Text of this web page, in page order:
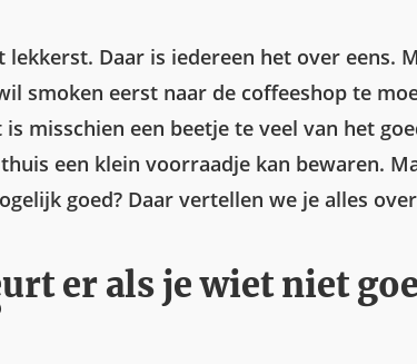
lekkerst. Daar is iedereen het over eens.
smoken eerst naar de coffeeshop te
misschien een beetje te veel van het
een klein voorraadje kan bewaren.
goed? Daar vertellen we je alles
er als je wiet niet